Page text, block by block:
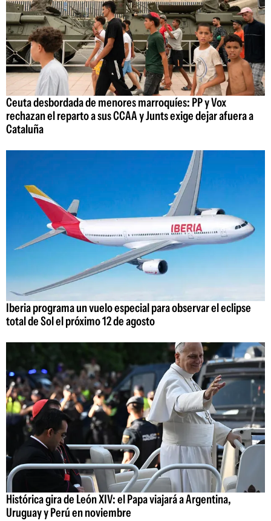
Ceuta desbordada de menores marroquíes: PP y Vox
rechazan el reparto a sus CCAA y Junts exige dejar afuera a
Cataluña
Iberia programa un vuelo especial para observar el eclipse
total de Sol el próximo 12 de agosto
Histórica gira de León XIV: el Papa viajará a Argentina,
Uruguay y Perú en noviembre